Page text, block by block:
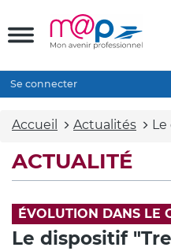
Se connecter
Accueil Actualités
ACTUALITÉ
ÉVOLUTION DANS LE
Le dispositif